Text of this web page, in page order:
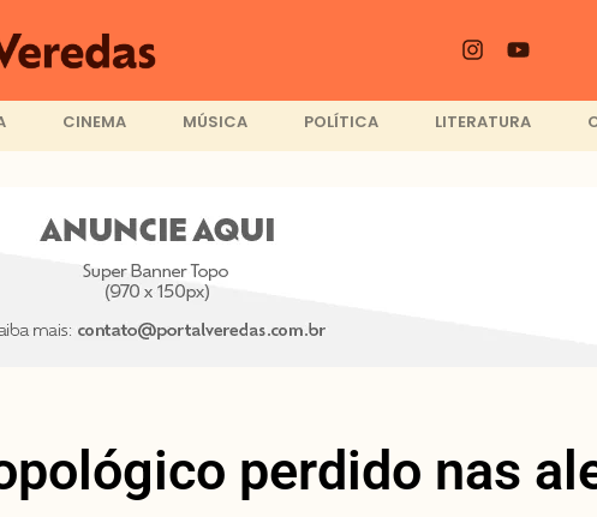
CINEMA MÚSICA POLÍTICA LITERATURA
perdido nas